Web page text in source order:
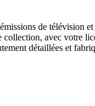
de télévision
avec votre
détaillées et